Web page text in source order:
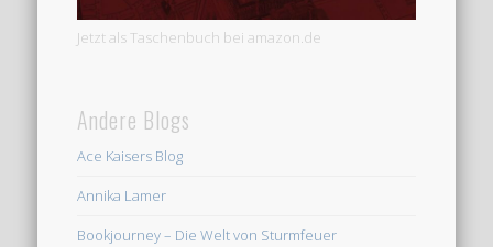
Jetzt als Taschenbuch bei amazon.de
Andere Blogs
Ace Kaisers Blog
Annika Lamer
Bookjourney – Die Welt von Sturmfeuer